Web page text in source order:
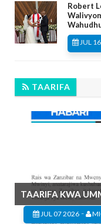
Robert
JUL
TAARIFA
TAARIFA KWA
JUL 07 2026 -